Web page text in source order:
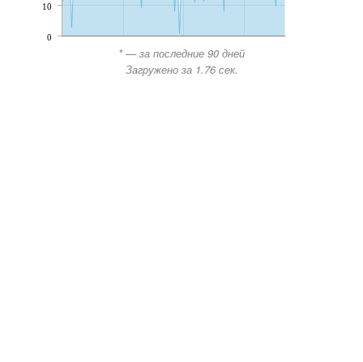
0
10
* — за последние 90 дней
Загружено за 1.76 сек.